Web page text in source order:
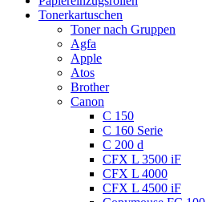
Tonerkartuschen
Toner nach Gruppen
Agfa
Apple
Atos
Brother
Canon
C 150
C 160 Serie
C 200 d
CFX L 3500 iF
CFX L 4000
CFX L 4500 iF